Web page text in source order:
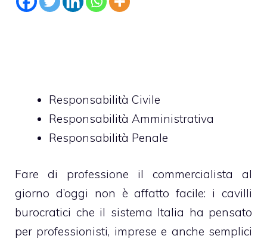
Responsabilità Civile
Responsabilità Amministrativa
Responsabilità Penale
Fare di professione il commercialista al
giorno d’oggi non è affatto facile: i cavilli
burocratici che il sistema Italia ha pensato
per professionisti, imprese e anche semplici